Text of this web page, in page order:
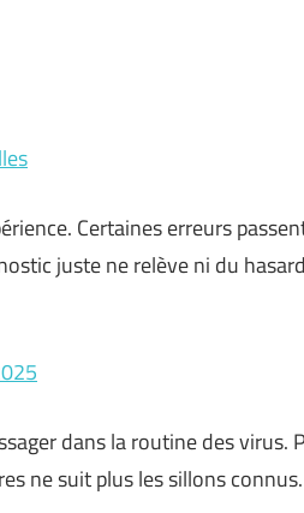
Certaines erreurs
juste ne relève ni du
dans la routine des virus.
ne suit plus les sillons